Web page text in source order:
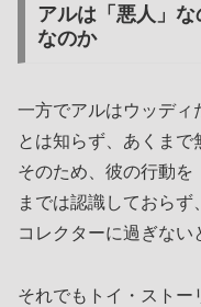
アルは「悪人」
なのか
一方でアルはウッディ
とは知らず、あくまで
そのため、彼の行動を
までは認識しておら
コレクターに過ぎない
それでもトイ・ストー